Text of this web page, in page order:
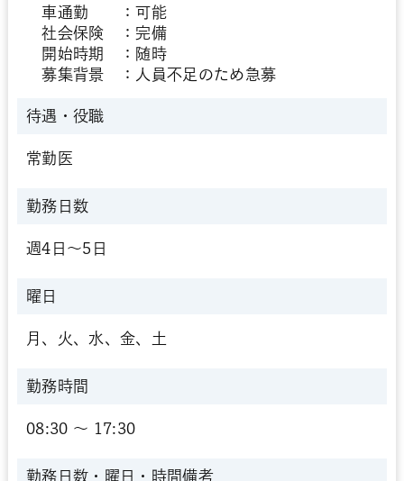
車通勤 ：可能
社会保険 ：完備
開始時期 ：随時
募集背景 ：人員不足のため急募
待遇・役職
常勤医
勤務日数
週4日～5日
曜日
月、火、水、金、土
勤務時間
08:30 〜 17:30
勤務日数・曜日・時間備考